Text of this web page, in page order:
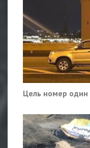
Цель номер один